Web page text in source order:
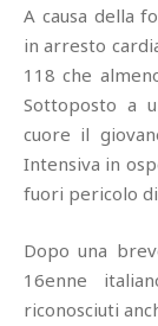
A causa della
in arresto
118 che
Sottoposto a
cuore il
Intensiva in
fuori pericolo
Dopo una
16enne
riconosciuti